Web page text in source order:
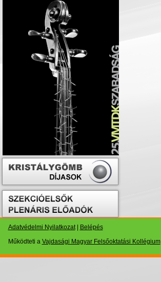
Adatvédelmi Nyilatkozat|
Belépés
Működteti a Vajdasági Magyar Felsőoktatási Kollégium